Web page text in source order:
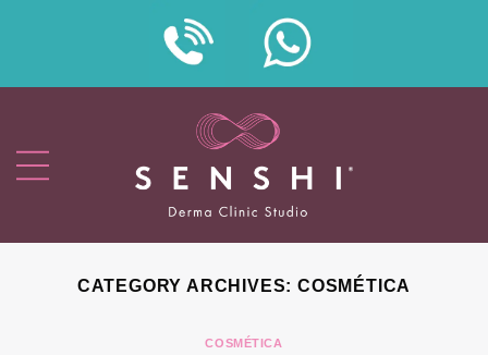
CATEGORY ARCHIVES: COSMÉTICA
COSMÉTICA